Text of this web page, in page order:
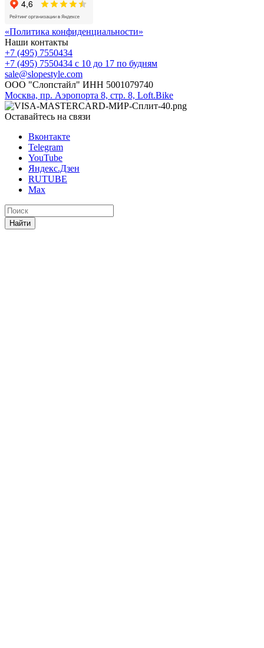
«Политика конфиденциальности»
Наши контакты
+7 (495) 7550434
+7 (495) 7550434 с 10 до 17 по будням
sale@slopestyle.com
ООО "Слопстайл" ИНН 5001079740
Москва, пр. Аэропорта 8, стр. 8, Loft.Bike
Оставайтесь на связи
Вконтакте
Telegram
YouTube
Яндекс.Дзен
RUTUBE
Max
Найти